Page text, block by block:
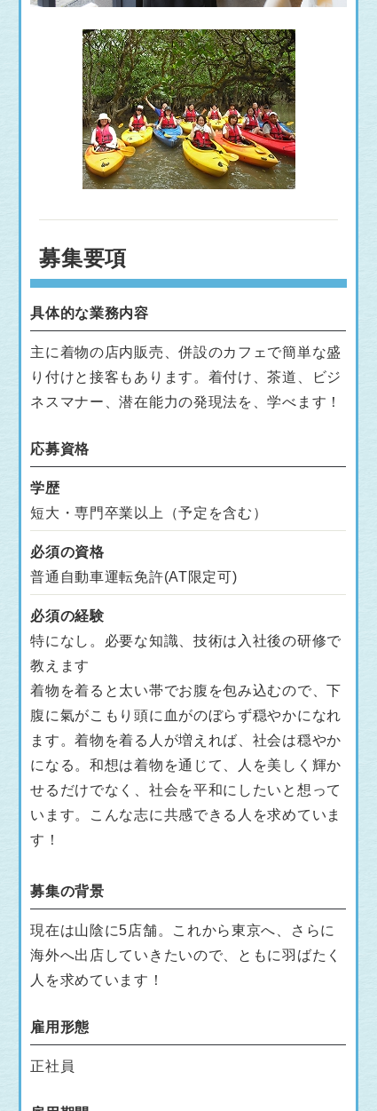
募集要項
具体的な業務内容
主に着物の店内販売、併設のカフェで簡単な盛
り付けと接客もあります。着付け、茶道、ビジ
ネスマナー、潜在能力の発現法を、学べます！
応募資格
学歴
短大・専門卒業以上（予定を含む）
必須の資格
普通自動車運転免許(AT限定可)
必須の経験
特になし。必要な知識、技術は入社後の研修で
教えます
着物を着ると太い帯でお腹を包み込むので、下
腹に氣がこもり頭に血がのぼらず穏やかになれ
ます。着物を着る人が増えれば、社会は穏やか
になる。和想は着物を通じて、人を美しく輝か
せるだけでなく、社会を平和にしたいと想って
います。こんな志に共感できる人を求めていま
す！
募集の背景
現在は山陰に5店舗。これから東京へ、さらに
海外へ出店していきたいので、ともに羽ばたく
人を求めています！
雇用形態
正社員